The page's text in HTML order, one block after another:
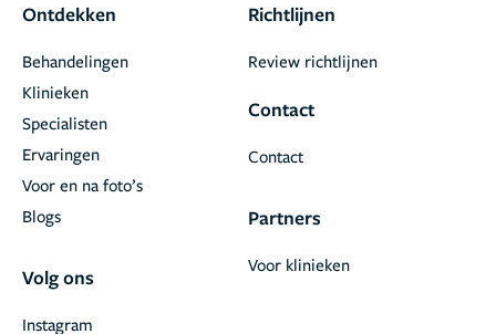
Ontdekken
Behandelingen
Klinieken
Specialisten
Ervaringen
Voor en na foto’s
Blogs
Volg ons
Instagram
Richtlijnen
Review richtlijnen
Contact
Contact
Partners
Voor klinieken